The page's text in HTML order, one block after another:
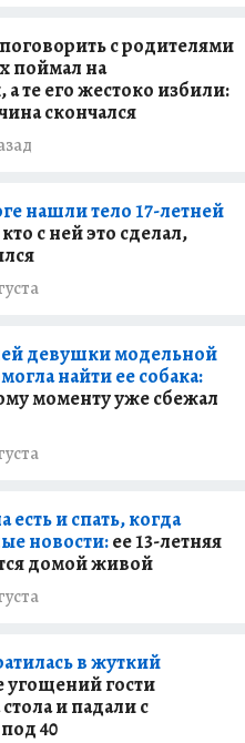
с родителями
поймал на
те его жестоко избили:
скончался
нашли тело 17-летней
с ней это сделал,
девушки модельной
найти ее собака:
моменту уже сбежал
есть и спать, когда
новости:ее 13-летняя
домой живой
в жуткий
угощений гости
и падали с
40